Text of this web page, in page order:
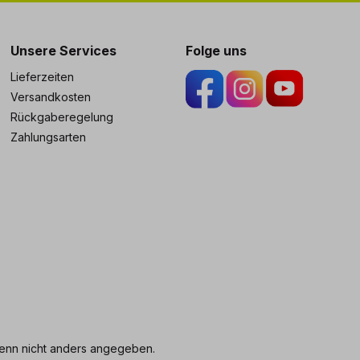
Unsere Services
Lieferzeiten
Versandkosten
Rückgaberegelung
Zahlungsarten
Folge uns
nicht anders angegeben.